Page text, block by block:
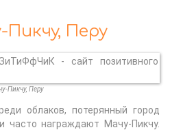
Пикчу, Перу
Пикчу, Перу
облаков, потерянный город
часто награждают Мачу-Пикчу.